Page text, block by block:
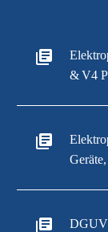
& V4
DGUV